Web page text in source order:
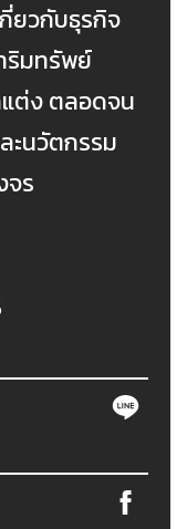
ยวกับธุรกิจ
ริมทรัพย์
ต่ง ตลอดจน
ะนวัตกรรม
จร